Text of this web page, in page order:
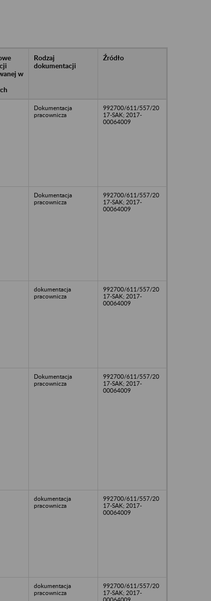
w
Rodzaj
dokumentacji
Źródło
Dokumentacja
pracownicza
992700/611/557/20
17-SAK; 2017-
00064009
Dokumentacja
pracownicza
992700/611/557/20
17-SAK; 2017-
00064009
dokumentacja
pracownicza
992700/611/557/20
17-SAK; 2017-
00064009
Dokumentacja
pracownicza
992700/611/557/20
17-SAK; 2017-
00064009
dokumentacja
pracownicza
992700/611/557/20
17-SAK; 2017-
00064009
dokumentacja
pracownicza
992700/611/557/20
17-SAK; 2017-